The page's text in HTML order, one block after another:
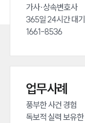
가사·상속변호사
365일 24시간 대기
1661-8536
업무사례
풍부한 사건 경험
독보적 실력 보유한